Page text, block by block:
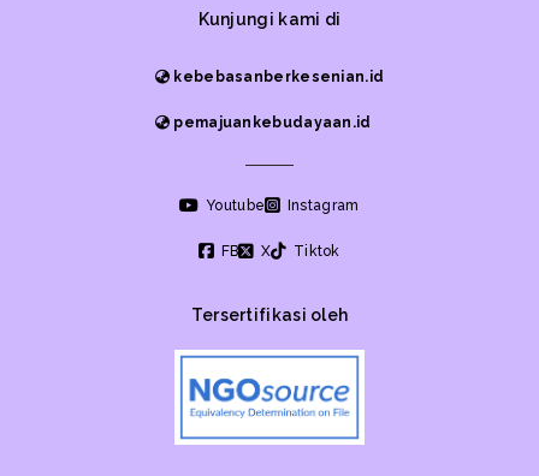
Kunjungi kami di
kebebasanberkesenian.id
pemajuankebudayaan.id
Youtube Instagram
FB X Tiktok
Tersertifikasi oleh